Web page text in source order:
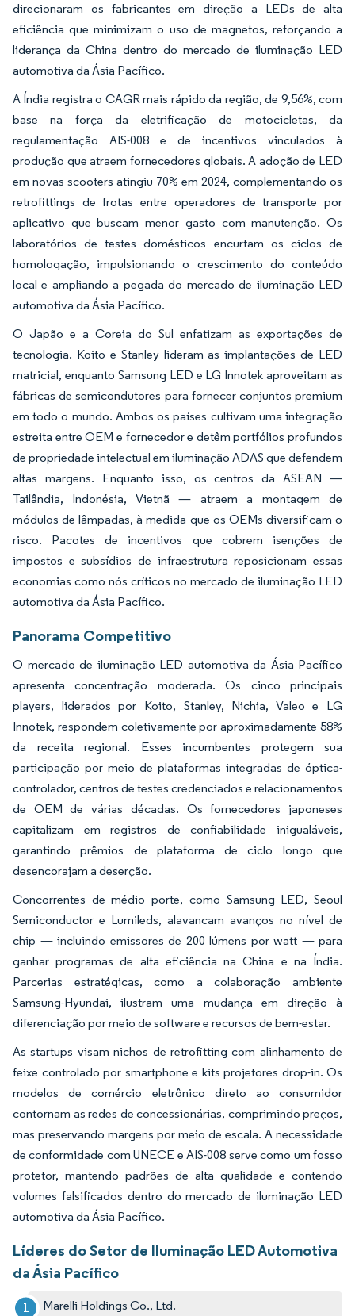
direcionaram os fabricantes em direção a LEDs de alta
eficiência que minimizam o uso de magnetos, reforçando a
liderança da China dentro do mercado de iluminação LED
automotiva da Ásia Pacífico.
A Índia registra o CAGR mais rápido da região, de 9,56%, com
base na força da eletrificação de motocicletas, da
regulamentação AIS-008 e de incentivos vinculados à
produção que atraem fornecedores globais. A adoção de LED
em novas scooters atingiu 70% em 2024, complementando os
retrofittings de frotas entre operadores de transporte por
aplicativo que buscam menor gasto com manutenção. Os
laboratórios de testes domésticos encurtam os ciclos de
homologação, impulsionando o crescimento do conteúdo
local e ampliando a pegada do mercado de iluminação LED
automotiva da Ásia Pacífico.
O Japão e a Coreia do Sul enfatizam as exportações de
tecnologia. Koito e Stanley lideram as implantações de LED
matricial, enquanto Samsung LED e LG Innotek aproveitam as
fábricas de semicondutores para fornecer conjuntos premium
em todo o mundo. Ambos os países cultivam uma integração
estreita entre OEM e fornecedor e detêm portfólios profundos
de propriedade intelectual em iluminação ADAS que defendem
altas margens. Enquanto isso, os centros da ASEAN —
Tailândia, Indonésia, Vietnã — atraem a montagem de
módulos de lâmpadas, à medida que os OEMs diversificam o
risco. Pacotes de incentivos que cobrem isenções de
impostos e subsídios de infraestrutura reposicionam essas
economias como nós críticos no mercado de iluminação LED
automotiva da Ásia Pacífico.
Panorama Competitivo
O mercado de iluminação LED automotiva da Ásia Pacífico
apresenta concentração moderada. Os cinco principais
players, liderados por Koito, Stanley, Nichia, Valeo e LG
Innotek, respondem coletivamente por aproximadamente 58%
da receita regional. Esses incumbentes protegem sua
participação por meio de plataformas integradas de óptica-
controlador, centros de testes credenciados e relacionamentos
de OEM de várias décadas. Os fornecedores japoneses
capitalizam em registros de confiabilidade inigualáveis,
garantindo prêmios de plataforma de ciclo longo que
desencorajam a deserção.
Concorrentes de médio porte, como Samsung LED, Seoul
Semiconductor e Lumileds, alavancam avanços no nível de
chip — incluindo emissores de 200 lúmens por watt — para
ganhar programas de alta eficiência na China e na Índia.
Parcerias estratégicas, como a colaboração ambiente
Samsung-Hyundai, ilustram uma mudança em direção à
diferenciação por meio de software e recursos de bem-estar.
As startups visam nichos de retrofitting com alinhamento de
feixe controlado por smartphone e kits projetores drop-in. Os
modelos de comércio eletrônico direto ao consumidor
contornam as redes de concessionárias, comprimindo preços,
mas preservando margens por meio de escala. A necessidade
de conformidade com UNECE e AIS-008 serve como um fosso
protetor, mantendo padrões de alta qualidade e contendo
volumes falsificados dentro do mercado de iluminação LED
automotiva da Ásia Pacífico.
Líderes do Setor de Iluminação LED Automotiva
da Ásia Pacífico
Marelli Holdings Co., Ltd.